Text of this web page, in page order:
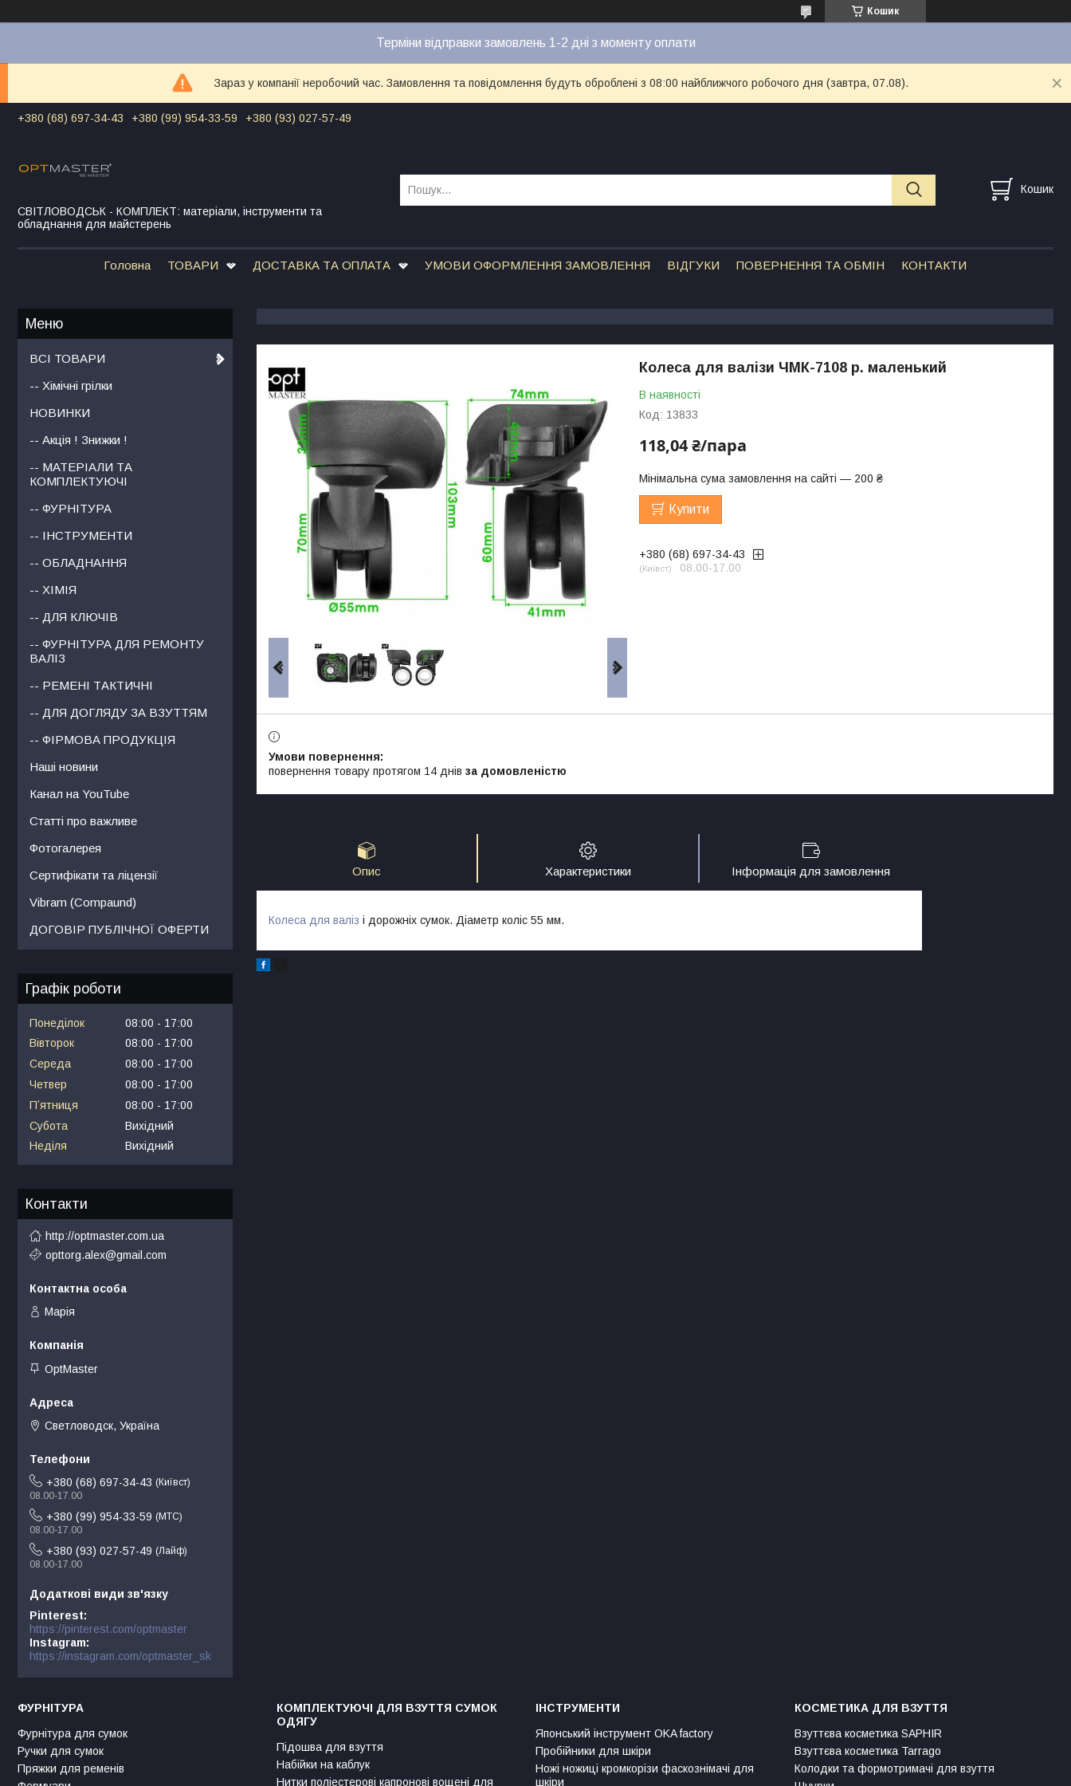
Кошик
Терміни відправки замовлень 1-2 дні з моменту оплати
Зараз у компанії неробочий час. Замовлення та повідомлення будуть оброблені з 08:00 найближчого робочого дня (завтра, 07.08).
+380 (68) 697-34-43 +380 (99) 954-33-59 +380 (93) 027-57-49
СВІТЛОВОДСЬК - КОМПЛЕКТ: матеріали, інструменти та
обладнання для майстерень
Кошик
Головна ТОВАРИ ДОСТАВКА ТА ОПЛАТА УМОВИ ОФОРМЛЕННЯ ЗАМОВЛЕННЯ ВІДГУКИ ПОВЕРНЕННЯ ТА ОБМІН КОНТАКТИ
Колеса для валізи ЧМК-7108 р. маленький
В наявності
Код: 13833
118,04 ₴/пара
Мінімальна сума замовлення на сайті — 200 ₴
Купити
+380 (68) 697-34-43
Київст 08.00-17.00
повернення товару протягом 14 днів за домовленістю
Опис Характеристики Інформація для замовлення
Колеса для валіз і дорожніх сумок. Діаметр коліс 55 мм.
ВСІ ТОВАРИ
-- Хімічні грілки
НОВИНКИ
-- Акція ! Знижки !
-- МАТЕРІАЛИ ТА
КОМПЛЕКТУЮЧІ
-- ФУРНІТУРА
-- ІНСТРУМЕНТИ
-- ОБЛАДНАННЯ
-- ХІМІЯ
-- ДЛЯ КЛЮЧІВ
-- ФУРНІТУРА ДЛЯ РЕМОНТУ
ВАЛІЗ
-- РЕМЕНІ ТАКТИЧНІ
-- ДЛЯ ДОГЛЯДУ ЗА ВЗУТТЯМ
-- ФІРМОВА ПРОДУКЦІЯ
Наші новини
Канал на YouTube
Статті про важливе
Фотогалерея
Сертифікати та ліцензії
Vibram (Compaund)
ДОГОВІР ПУБЛІЧНОЇ ОФЕРТИ
Графік роботи
Понеділок 08:00
17:00
Вівторок
08:00
17:00
Середа
08:00
17:00
Четвер
08:00
17:00
Пʼятниця
08:00
17:00
Субота
Вихідний
Неділя
Вихідний
Контакти
http://optmaster.com.ua
opttorg.alex@gmail.com
Марія
OptMaster
Светловодск, Україна
+380 (68) 697-34-43
Київст
08.00-17.00
+380 (99) 954-33-59
МТС
08.00-17.00
+380 (93) 027-57-49
Лайф
08.00-17.00
Pinterest
https://pinterest.com/optmaster
Instagram
https://instagram.com/optmaster_sk
ФУРНІТУРА
Фурнітура для сумок
Ручки для сумок
Пряжки для ременів
КОМПЛЕКТУЮЧІ ДЛЯ ВЗУТТЯ СУМОК
ОДЯГУ
Підошва для взуття
Набійки на каблук
Нитки поліестерові капронові вощені для
ІНСТРУМЕНТИ
Японський інструмент OKA factory
Пробійники для шкіри
Ножі ножиці кромкорізи фаскознімачі для
шкіри
КОСМЕТИКА ДЛЯ ВЗУТТЯ
Взуттєва косметика SAPHIR
Взуттєва косметика Tarrago
Колодки та формотримачі для взуття